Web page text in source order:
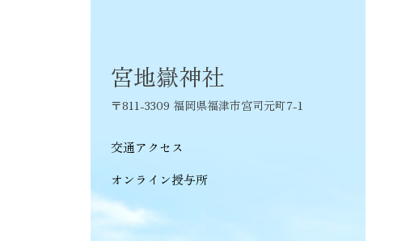
シ
ョ
ン
宮地嶽神社
〒811-3309 福岡県福津市宮司元町7-1
交通アクセス
オンライン授与所